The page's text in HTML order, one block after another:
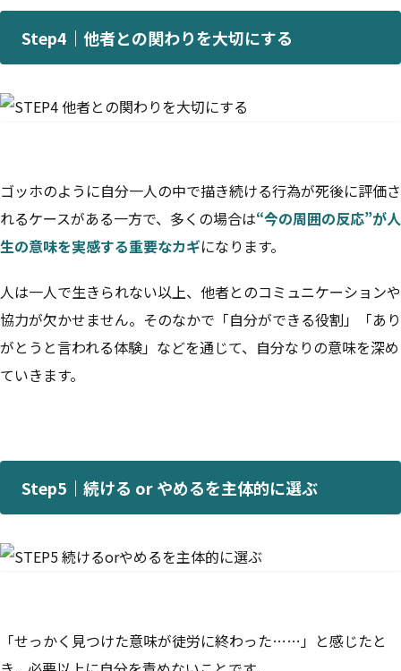
Step4｜他者との関わりを大切にする
ゴッホのように自分一人の中で描き続ける行為が死後に評価さ
れるケースがある一方で、多くの場合は“今の周囲の反応”が人
生の意味を実感する重要なカギになります。
人は一人で生きられない以上、他者とのコミュニケーションや
協力が欠かせません。そのなかで「自分ができる役割」「あり
がとうと言われる体験」などを通じて、自分なりの意味を深め
ていきます。
Step5｜続ける or やめるを主体的に選ぶ
「せっかく見つけた意味が徒労に終わった……」と感じたと